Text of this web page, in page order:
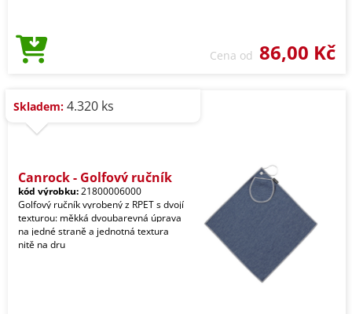
Cena od 86,00 Kč
Skladem: 4.320 ks
Canrock - Golfový ručník
kód výrobku:21800006000
Golfový ručník vyrobený z RPET s dvojí
texturou: měkká dvoubarevná úprava
na jedné straně a jednotná textura
nitě na dru